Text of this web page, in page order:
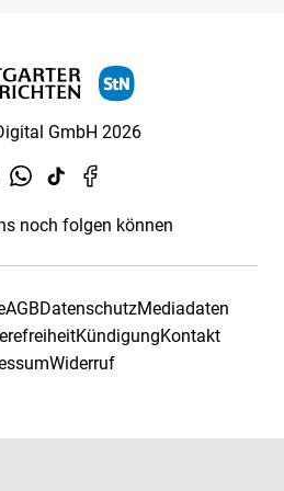
GmbH 2026
noch folgen können
AGBDatenschutzMediadaten
KündigungKontakt
Widerruf